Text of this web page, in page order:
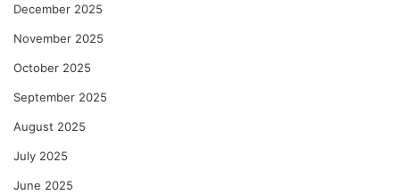
December 2025
November 2025
October 2025
September 2025
August 2025
July 2025
June 2025